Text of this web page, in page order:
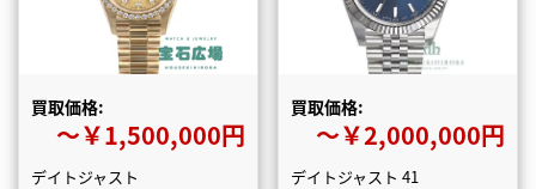
買取価格:
〜￥1,500,000円
デイトジャスト
買取価格:
〜￥2,000,000円
デイトジャスト 41